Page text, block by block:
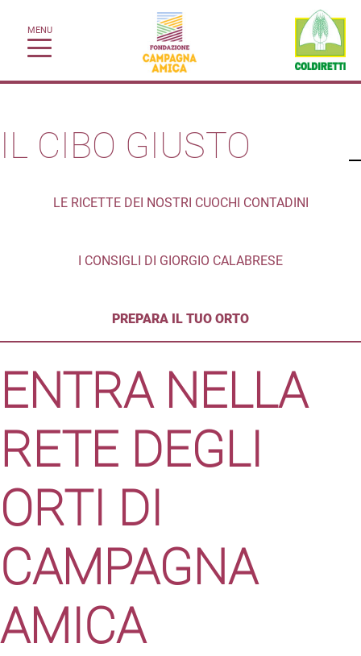
MENU
IL CIBO GIUSTO
LE RICETTE DEI NOSTRI CUOCHI CONTADINI
I CONSIGLI DI GIORGIO CALABRESE
PREPARA IL TUO ORTO
ENTRA NELLA
RETE DEGLI
ORTI DI
CAMPAGNA
AMICA